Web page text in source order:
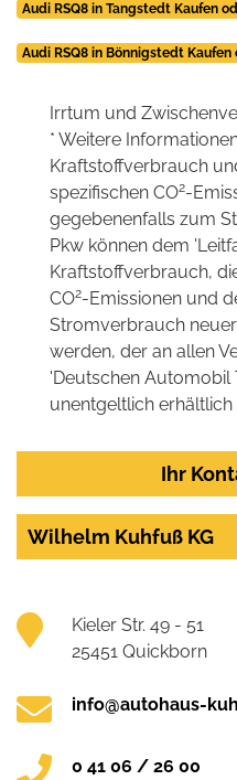
Audi RSQ8 in Tangstedt Kaufen
Audi RSQ8 in Bönnigstedt Kaufen
Irrtum und
* Weitere
Kraftstoffverbrauch
spezifischen CO2-
gegebenenfalls zum
Pkw können dem
Kraftstoffverbrauch,
CO2-Emissionen und
Stromverbrauch
werden, der an allen
'Deutschen Automobil
unentgeltlich
Ihr
Wilhelm Kuhfuß KG
Kieler Str. 49 - 51
25451 Quickborn
info@autohaus-
0 41 06 / 26 00